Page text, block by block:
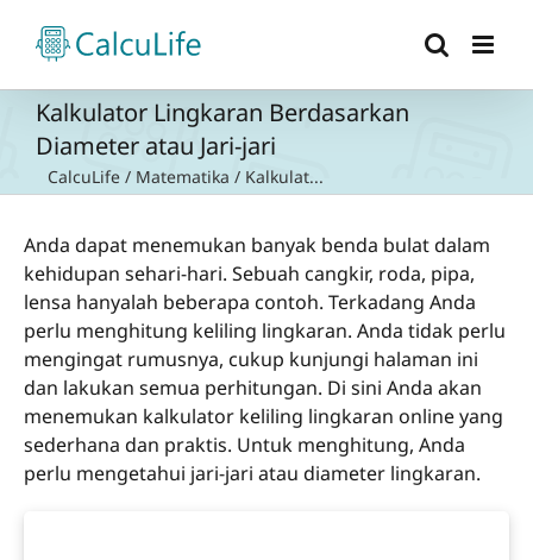
content
Kalkulator Lingkaran Berdasarkan
Diameter atau Jari-jari
CalcuLife / Matematika / Kalkulat...
Anda dapat menemukan banyak benda bulat dalam
kehidupan sehari-hari. Sebuah cangkir, roda, pipa,
lensa hanyalah beberapa contoh. Terkadang Anda
perlu menghitung keliling lingkaran. Anda tidak perlu
mengingat rumusnya, cukup kunjungi halaman ini
dan lakukan semua perhitungan. Di sini Anda akan
menemukan kalkulator keliling lingkaran online yang
sederhana dan praktis. Untuk menghitung, Anda
perlu mengetahui jari-jari atau diameter lingkaran.